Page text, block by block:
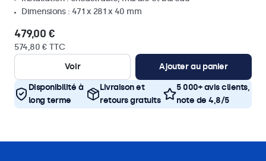
Dimensions : 471 x 281 x 40 mm
479,00 €
574,80 € TTC
Voir
Ajouter au panier
Disponibilité à
long terme
Livraison et
retours gratuits
5 000+ avis clients,
note de 4,8/5